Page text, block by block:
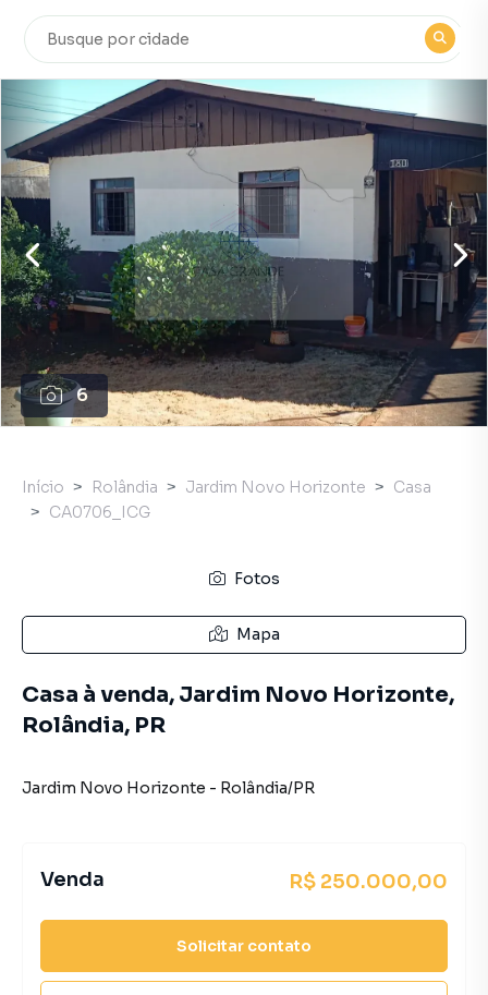
6
Início Rolândia Jardim Novo Horizonte
Casa
CA0706_ICG
Fotos
Mapa
Casa à venda, Jardim Novo Horizonte,
Rolândia, PR
Jardim Novo Horizonte - Rolândia/PR
Venda R$ 250.000,00
Solicitar contato